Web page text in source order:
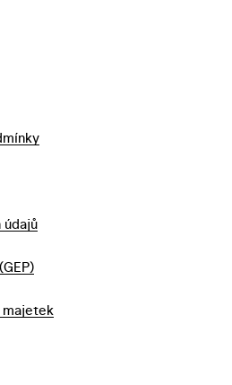
údajů